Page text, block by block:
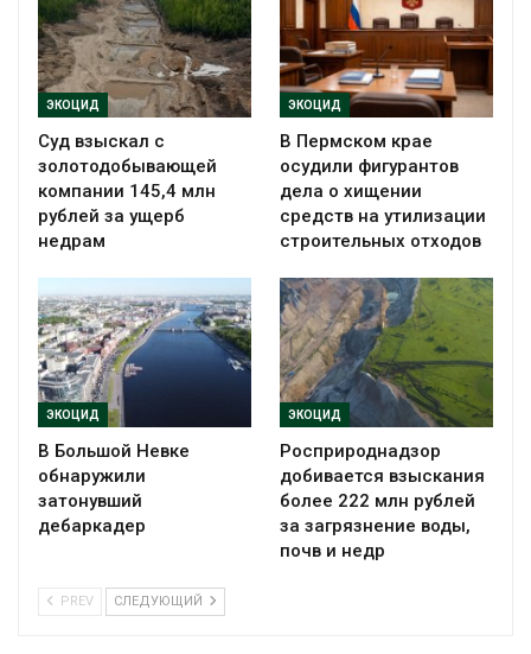
ЭКОЦИД
Суд взыскал с
золотодобывающей
компании 145,4 млн
рублей за ущерб
недрам
ЭКОЦИД
В Пермском крае
осудили фигурантов
дела о хищении
средств на утилизации
строительных отходов
ЭКОЦИД
В Большой Невке
обнаружили
затонувший
дебаркадер
ЭКОЦИД
Росприроднадзор
добивается взыскания
более 222 млн рублей
за загрязнение воды,
почв и недр
PREV СЛЕДУЮЩИЙ